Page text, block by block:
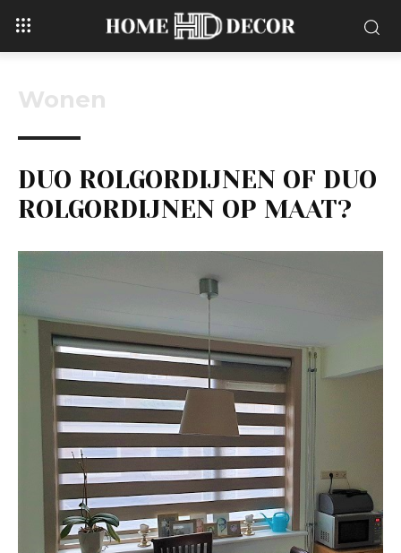
Wonen
DUO ROLGORDIJNEN OF DUO
ROLGORDIJNEN OP MAAT?